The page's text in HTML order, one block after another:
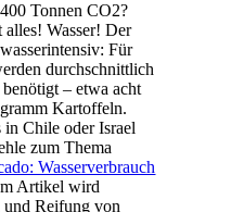
Tonnen CO2?
Wasser! Der
Für
durchschnittlich
– etwa acht
Kartoffeln.
Chile oder Israel
zum Thema
Wasserverbrauch
Artikel wird
und Reifung von